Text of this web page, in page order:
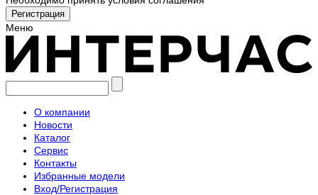
Меню
О компании
Новости
Каталог
Сервис
Контакты
Избранные модели
Вход/Регистрация